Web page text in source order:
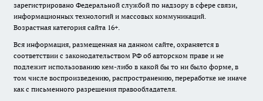
зарегистрировано Федеральной службой по надзору в сфере связи,
информационных технологий и массовых коммуникаций.
Возрастная категория сайта 16+.
Вся информация, размещенная на данном сайте, охраняется в
соответствии с законодательством РФ об авторском праве и не
подлежит использованию кем-либо в какой бы то ни было форме, в
том числе воспроизведению, распространению, переработке не иначе
как с письменного разрешения правообладателя.